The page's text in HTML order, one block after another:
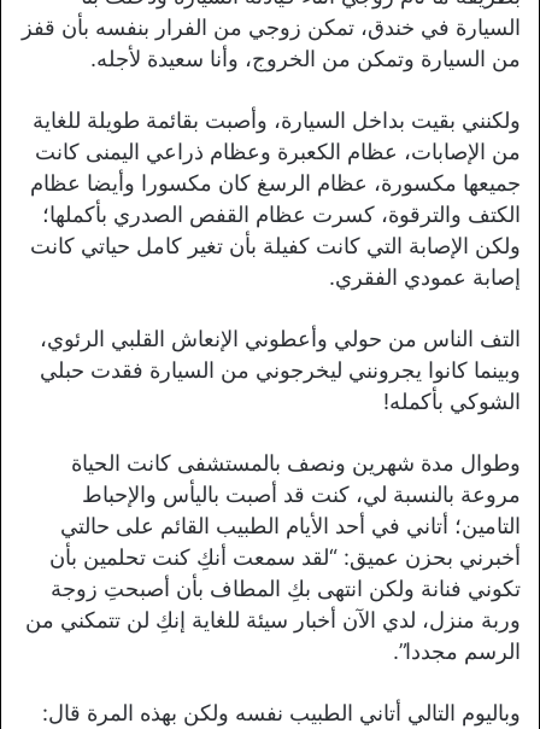
السيارة في خندق، تمكن زوجي من الفرار بنفسه بأن قفز
من السيارة وتمكن من الخروج، وأنا سعيدة لأجله.
ولكنني بقيت بداخل السيارة، وأصبت بقائمة طويلة للغاية
من الإصابات، عظام الكعبرة وعظام ذراعي اليمنى كانت
جميعها مكسورة، عظام الرسغ كان مكسورا وأيضا عظام
الكتف والترقوة، كسرت عظام القفص الصدري بأكملها؛
ولكن الإصابة التي كانت كفيلة بأن تغير كامل حياتي كانت
إصابة عمودي الفقري.
التف الناس من حولي وأعطوني الإنعاش القلبي الرئوي،
وبينما كانوا يجرونني ليخرجوني من السيارة فقدت حبلي
الشوكي بأكمله!
وطوال مدة شهرين ونصف بالمستشفى كانت الحياة
مروعة بالنسبة لي، كنت قد أصبت باليأس والإحباط
التامين؛ أتاني في أحد الأيام الطبيب القائم على حالتي
أخبرني بحزن عميق: “لقد سمعت أنكِ كنت تحلمين بأن
تكوني فنانة ولكن انتهى بكِ المطاف بأن أصبحتِ زوجة
وربة منزل، لدي الآن أخبار سيئة للغاية إنكِ لن تتمكني من
الرسم مجددا”.
وباليوم التالي أتاني الطبيب نفسه ولكن بهذه المرة قال: